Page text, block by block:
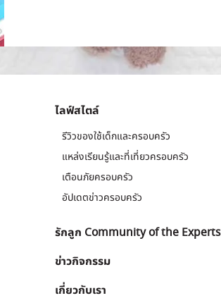
ไลฟ์สไตล์
รีวิวของใช้เด็กและครอบครัว
แหล่งเรียนรู้และที่เที่ยวครอบครัว
เตือนภัยครอบครัว
อัปเดตข่าวครอบครัว
รักลูก Community of the Experts
ข่าวกิจกรรม
เกี่ยวกับเรา